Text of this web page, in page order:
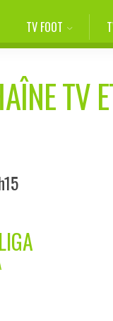
TV FOOT
TV